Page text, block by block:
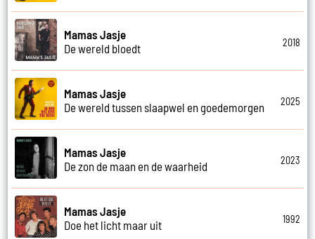
Mamas Jasje
De wereld bloedt
2018
Mamas Jasje
De wereld tussen slaapwel en goedemorgen
2025
Mamas Jasje
De zon de maan en de waarheid
2023
Mamas Jasje
Doe het licht maar uit
1992